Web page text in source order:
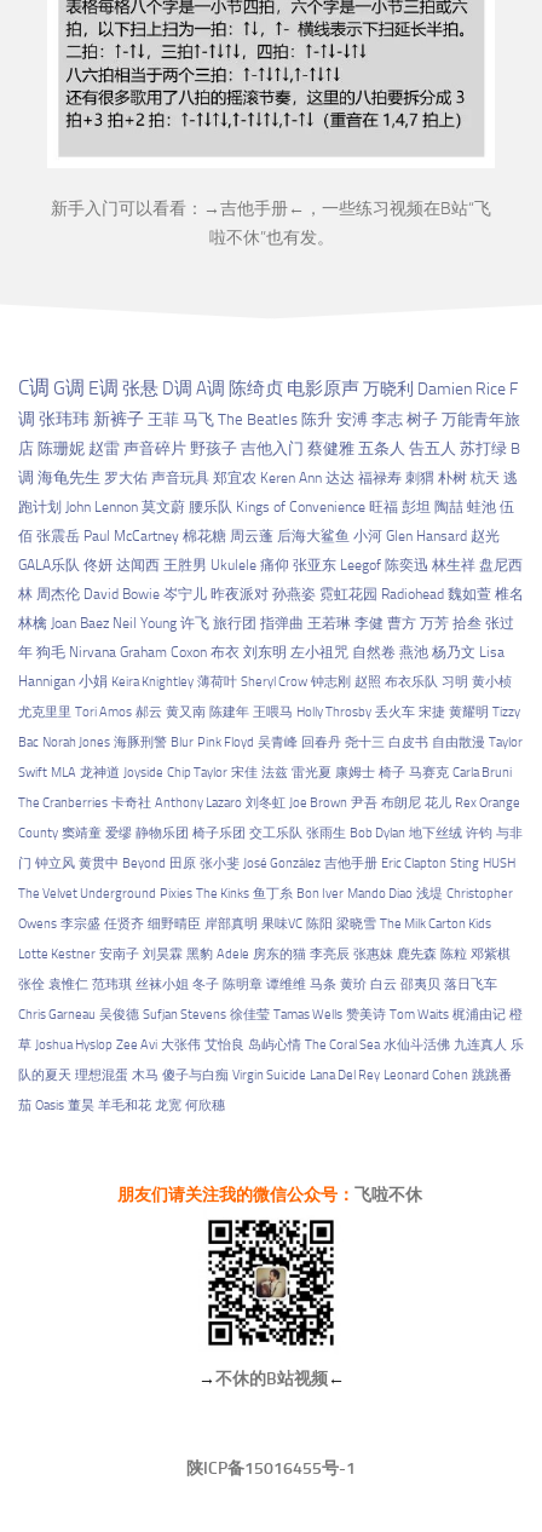
新手入门可以看看：→吉他手册←，一些练习视频在B站“飞
啦不休”也有发。
C调 G调 E调 张悬 D调 A调 陈绮贞 电影原声万晓利 Damien Rice F
调 张玮玮 新裤子 王菲马飞 The Beatles 陈升 安溥 李志 树子 万能青年旅
店 陈珊妮 赵雷 声音碎片 野孩子 吉他入门 蔡健雅 五条人 告五人 苏打绿 B
调 海龟先生 罗大佑 声音玩具 郑宜农 Keren Ann 达达 福禄寿 刺猬 朴树 杭天 逃
跑计划 John Lennon 莫文蔚 腰乐队 Kings of Convenience 旺福 彭坦 陶喆 蛙池 伍
佰 张震岳 Paul McCartney 棉花糖 周云蓬 后海大鲨鱼 小河 Glen Hansard 赵光
GALA乐队 佟妍 达闻西 王胜男 Ukulele 痛仰 张亚东 Leegof 陈奕迅 林生祥 盘尼西
林 周杰伦 David Bowie 岑宁儿 昨夜派对 孙燕姿 霓虹花园 Radiohead 魏如萱 椎名
林檎 Joan Baez Neil Young 许飞 旅行团 指弹曲 王若琳 李健 曹方 万芳 拾叁 张过
年 狗毛 Nirvana Graham Coxon 布衣 刘东明 左小祖咒 自然卷 燕池 杨乃文 Lisa
Hannigan 小娟 Keira Knightley 薄荷叶 Sheryl Crow 钟志刚 赵照 布衣乐队 习明 黄小桢
尤克里里 Tori Amos 郝云 黄又南 陈建年 王喂马 Holly Throsby 丢火车 宋捷 黄耀明 Tizzy
Bac Norah Jones 海豚刑警 Blur Pink Floyd 吴青峰 回春丹 尧十三 白皮书 自由散漫 Taylor
Swift MLA 龙神道 Joyside Chip Taylor 宋佳 法兹 雷光夏 康姆士 椅子 马赛克 Carla Bruni
The Cranberries 卡奇社 Anthony Lazaro 刘冬虹 Joe Brown 尹吾 布朗尼 花儿 Rex Orange
County 窦靖童 爱缪 静物乐团 椅子乐团 交工乐队 张雨生 Bob Dylan 地下丝绒 许钧 与非
门 钟立风 黄贯中 Beyond 田原 张小斐 José González 吉他手册 Eric Clapton Sting HUSH
The Velvet Underground Pixies The Kinks 鱼丁糸 Bon Iver Mando Diao 浅堤 Christopher
Owens 李宗盛 任贤齐 细野晴臣 岸部真明 果味VC 陈阳 梁晓雪 The Milk Carton Kids
Lotte Kestner 安南子 刘昊霖 黑豹 Adele 房东的猫 李亮辰 张惠妹 鹿先森 陈粒 邓紫棋
张佺 袁惟仁 范玮琪 丝袜小姐 冬子 陈明章 谭维维 马条 黄玠 白云 邵夷贝 落日飞车
Chris Garneau 吴俊德 Sufjan Stevens 徐佳莹 Tamas Wells 赞美诗 Tom Waits 梶浦由记 橙
草 Joshua Hyslop Zee Avi 大张伟 艾怡良 岛屿心情 The Coral Sea 水仙斗活佛 九连真人
乐
队的夏天 理想混蛋 木马 傻子与白痴 Virgin Suicide Lana Del Rey Leonard Cohen 跳跳番
茄 Oasis 董昊 羊毛和花 龙宽 何欣穗
朋友们请关注我的微信公众号： 飞啦不休
→不休的B站视频←
陕ICP备15016455号-1